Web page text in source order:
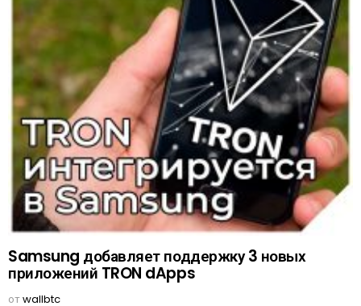
Samsung добавляет поддержку 3 новых
приложений TRON dApps
отwallbtc